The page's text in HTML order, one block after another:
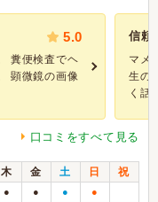
5.0
糞便検査でヘ
顕微鏡の画像
信頼
マメ
生の
く話
口コミをすべて見る
木 金 土 日
祝
● ● ● ●